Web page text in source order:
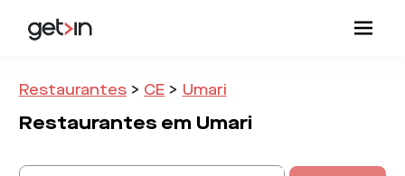
Restaurantes > CE > Umari
Restaurantes em Umari